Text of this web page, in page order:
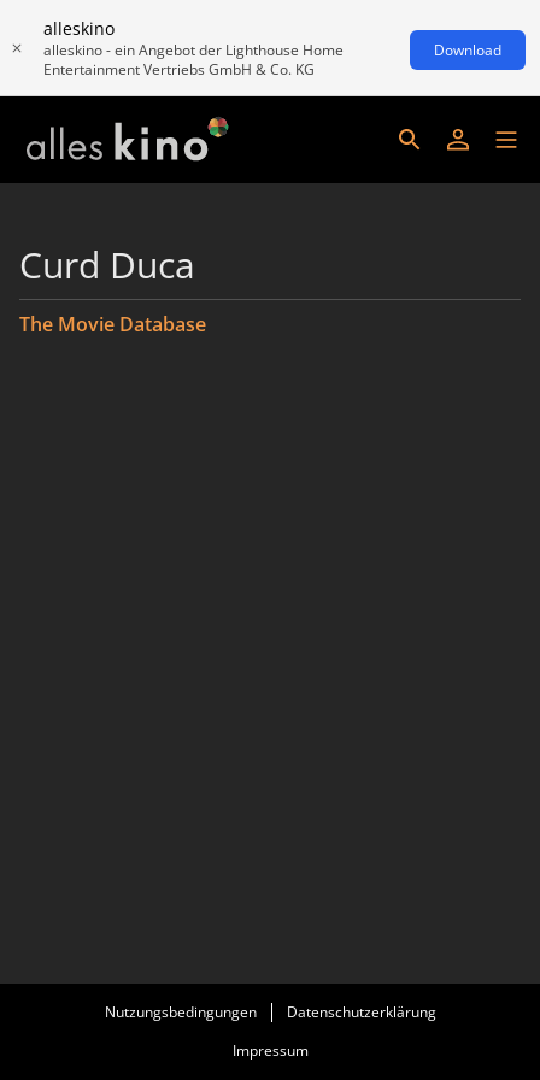
alleskino
alleskino - ein Angebot der Lighthouse Home
Entertainment Vertriebs GmbH & Co. KG
Download
Curd Duca
The Movie Database
Nutzungsbedingungen
Datenschutzerklärung
Impressum